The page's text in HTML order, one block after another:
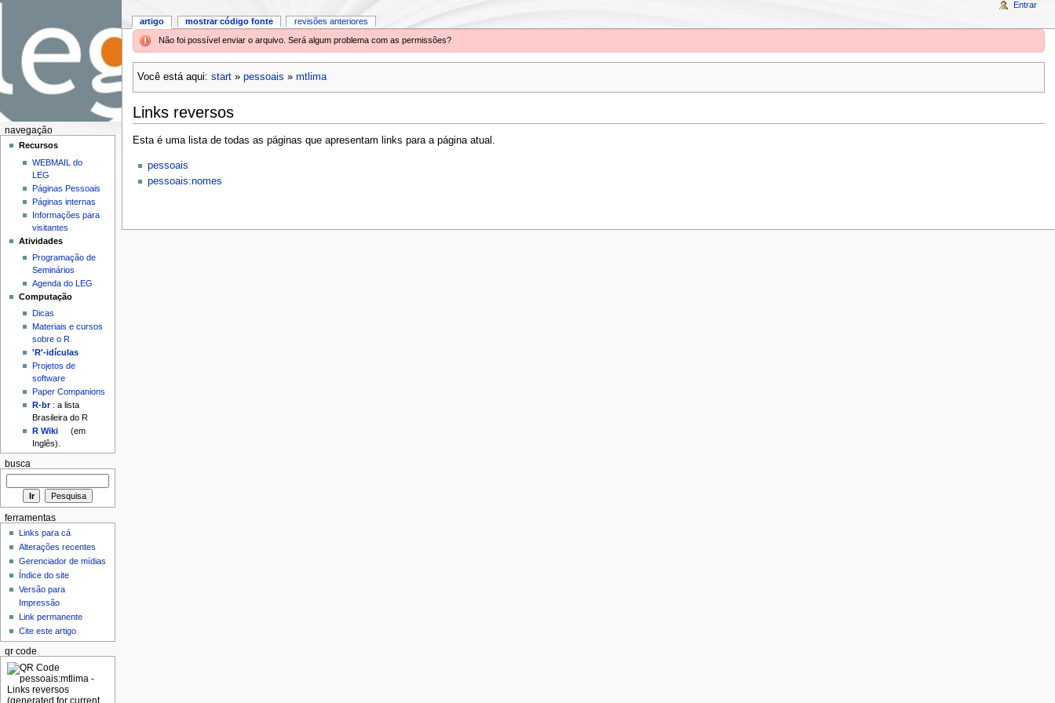
Não foi possível enviar o arquivo. Será algum problema com as permissões?
Você está aqui: start» pessoais » mtlima
Links reversos
Esta é uma lista de todas as páginas que apresentam links para a página atual.
pessoais
pessoais:nomes
artigo mostrar código fonte revisões anteriores
Entrar
navegação
Recursos
WEBMAIL do
LEG
Páginas Pessoais
Páginas internas
Informações para
visitantes
Atividades
Programação de
Seminários
Agenda do LEG
Computação
Dicas
Materiais e cursos
sobre o R
'R'-idículas
Projetos de
software
Paper Companions
R-br: a lista
Brasileira do R
R Wiki
(em
Inglês).
busca
ferramentas
Links para cá
Alterações recentes
Gerenciador de mídias
Índice do site
Versão para
Impressão
Link permanente
Cite este artigo
qr code